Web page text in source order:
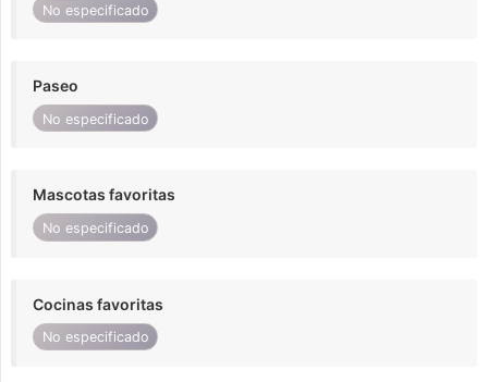
No especificado
Paseo
No especificado
Mascotas favoritas
No especificado
Cocinas favoritas
No especificado